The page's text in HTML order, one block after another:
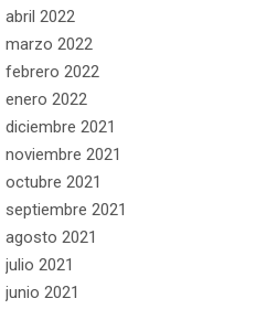
abril 2022
marzo 2022
febrero 2022
enero 2022
diciembre 2021
noviembre 2021
octubre 2021
septiembre 2021
agosto 2021
julio 2021
junio 2021